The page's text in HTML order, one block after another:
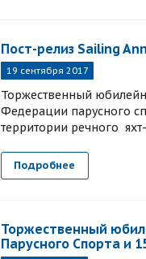
Пост-релиз Sailing
19 сентября 2017
Торжественный
Федерации парусного
территории речного
Подробнее
Торжественный
Парусного Спорта и